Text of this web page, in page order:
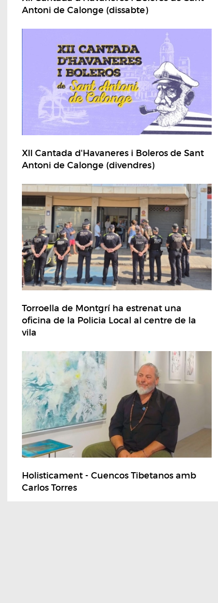
Antoni de Calonge (dissabte)
XII Cantada d'Havaneres i Boleros de Sant
Antoni de Calonge (divendres)
Torroella de Montgrí ha estrenat una
oficina de la Policia Local al centre de la
vila
Holisticament - Cuencos Tibetanos amb
Carlos Torres